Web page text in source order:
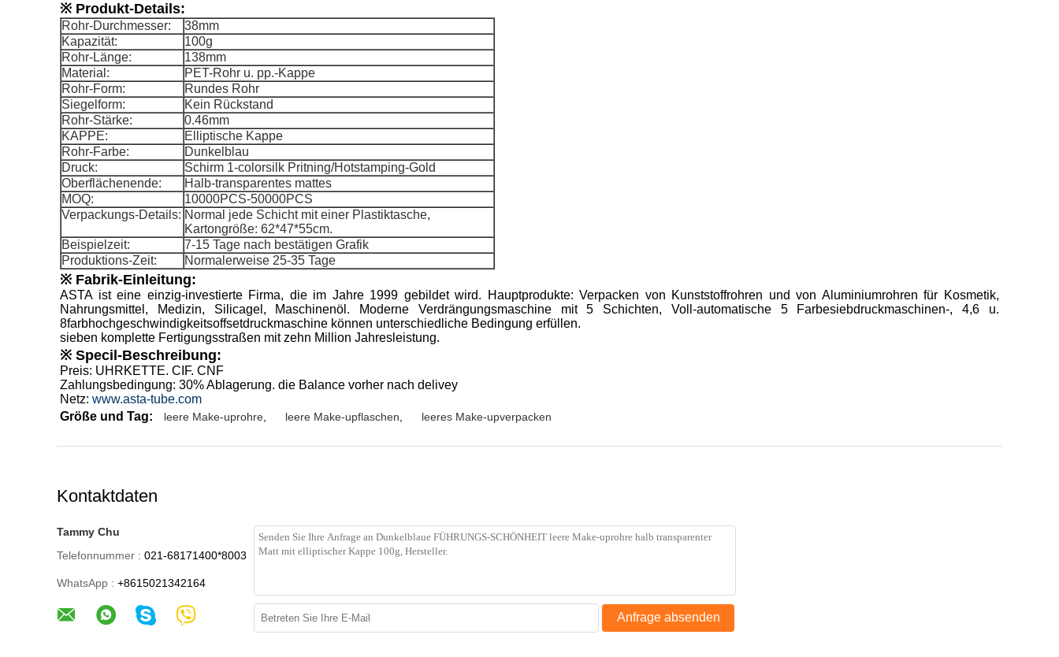
※ Produkt-Details:
Rohr-Durchmesser:
38mm
Kapazität:
100g
Rohr-Länge:
138mm
Material:
PET-Rohr u. pp.-Kappe
Rohr-Form:
Rundes Rohr
Siegelform:
Kein Rückstand
Rohr-Stärke:
0.46mm
KAPPE:
Elliptische Kappe
Rohr-Farbe:
Dunkelblau
Druck:
Schirm 1-colorsilk Pritning/Hotstamping-Gold
Oberflächenende:
Halb-transparentes mattes
MOQ:
10000PCS-50000PCS
Verpackungs-Details: Normal jede Schicht mit einer Plastiktasche,
Kartongröße: 62*47*55cm.
Beispielzeit:
7-15 Tage nach bestätigen Grafik
Produktions-Zeit:
Normalerweise 25-35 Tage
※ Fabrik-Einleitung:
ASTA ist eine einzig-investierte Firma, die im Jahre 1999 gebildet wird. Hauptprodukte: Verpacken von Kunststoffrohren und von Aluminiumrohren für Kosmetik,
Nahrungsmittel, Medizin, Silicagel, Maschinenöl. Moderne Verdrängungsmaschine mit 5 Schichten, Voll-automatische 5 Farbesiebdruckmaschinen-, 4,6 u.
8farbhochgeschwindigkeitsoffsetdruckmaschine können unterschiedliche Bedingung erfüllen.
sieben komplette Fertigungsstraßen mit zehn Million Jahresleistung.
※ Specil-Beschreibung:
Preis: UHRKETTE. CIF. CNF
Zahlungsbedingung: 30% Ablagerung. die Balance vorher nach delivey
Netz: www.asta-tube.com
Größe und Tag:
leere Make-uprohre leere Make-upflaschen leeres Make-upverpacken
Kontaktdaten
Tammy Chu
Telefonnummer : 021-68171400*8003
WhatsApp : +8615021342164
Anfrage absenden